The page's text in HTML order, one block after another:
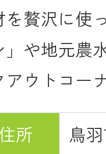
JAバンク
JA共済
JA伊勢につ
を贅沢に使
」や地元農
アウトコー
所
鳥